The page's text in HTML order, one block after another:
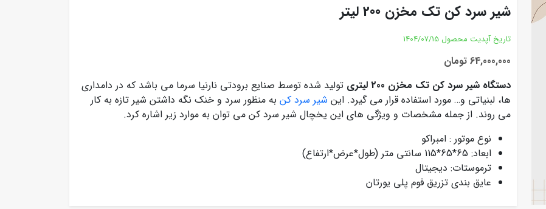
شیر سرد کن تک مخزن 200 لیتر
تاریخ آپدیت محصول 1404/07/15
64,000,000 تومان
دستگاه شیر سرد کن تک مخزن 200 لیتری
تولید شده توسط صنایع برودتی نارنیا سرما می باشد که در دامداری
ها، لبنیاتی و… مورد استفاده قرار می گیرد. این شیر سرد کن به منظور سرد و خنک نگه داشتن شیر تازه به کار
می روند. از جمله مشخصات و ویژگی های این یخچال شیر سرد کن می توان به موارد زیر اشاره کرد.
نوع موتور : امبراکو
ابعاد: 65*65*115 سانتی متر (طول*عرض*ارتفاع)
ترموستات: دیجیتال
عایق بندی تزریق فوم پلی یورتان